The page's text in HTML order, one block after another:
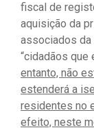
fiscal de
aquisição da
associados da
“cidadãos que
entanto, não
estenderá a
residentes no
efeito, neste